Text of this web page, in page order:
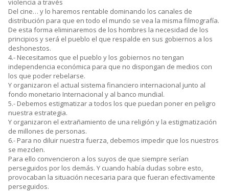
violencia a través
Del cine… y lo haremos rentable dominando los canales de
distribución para que en todo el mundo se vea la misma filmografía.
De esta forma eliminaremos de los hombres la necesidad de los
principios y será el pueblo el que respalde en sus gobiernos a los
deshonestos.
4.- Necesitamos que el pueblo y los gobiernos no tengan
independencia económica para que no dispongan de medios con
los que poder rebelarse.
Y organizaron el actual sistema financiero internacional junto al
fondo monetario Internacional y al banco mundial.
5.- Debemos estigmatizar a todos los que puedan poner en peligro
nuestra estrategia.
Y organizaron el extrañamiento de una religión y la estigmatización
de millones de personas.
6.- Para no diluir nuestra fuerza, debemos impedir que los nuestros
se mezclen.
Para ello convencieron a los suyos de que siempre serían
perseguidos por los demás. Y cuando había dudas sobre esto,
provocaban la situación necesaria para que fueran efectivamente
perseguidos.